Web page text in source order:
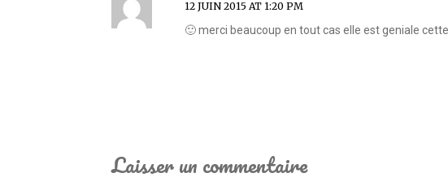
12 JUIN 2015 AT 1:20 PM
🙂 merci beaucoup en tout cas elle est geniale
Laisser un commentaire